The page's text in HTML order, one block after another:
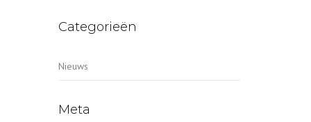
Categorieën
Nieuws
Meta